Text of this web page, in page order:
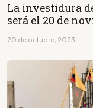
La investidura
será el 20 de
20 de octubre, 2023